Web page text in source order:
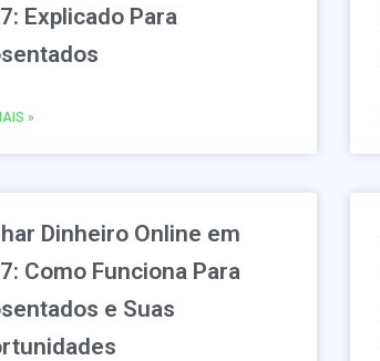
Explicado Para
»
Dinheiro Online em
Como Funciona Para
e Suas